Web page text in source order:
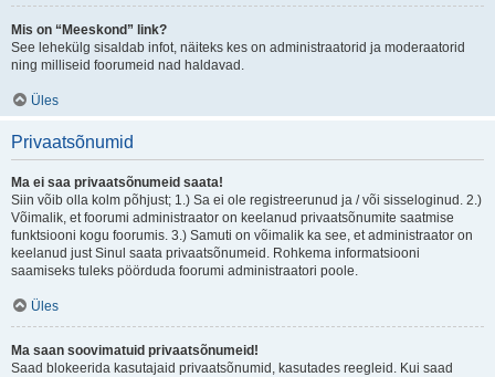
Mis on “Meeskond” link?
See lehekülg sisaldab infot, näiteks kes on administraatorid ja moderaatorid
ning milliseid foorumeid nad haldavad.
Üles
Privaatsõnumid
Ma ei saa privaatsõnumeid saata!
Siin võib olla kolm põhjust; 1.) Sa ei ole registreerunud ja / või sisseloginud. 2.)
Võimalik, et foorumi administraator on keelanud privaatsõnumite saatmise
funktsiooni kogu foorumis. 3.) Samuti on võimalik ka see, et administraator on
keelanud just Sinul saata privaatsõnumeid. Rohkema informatsiooni
saamiseks tuleks pöörduda foorumi administraatori poole.
Üles
Ma saan soovimatuid privaatsõnumeid!
Saad blokeerida kasutajaid privaatsõnumid, kasutades reegleid. Kui saad